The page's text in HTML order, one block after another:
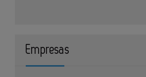
Empresas